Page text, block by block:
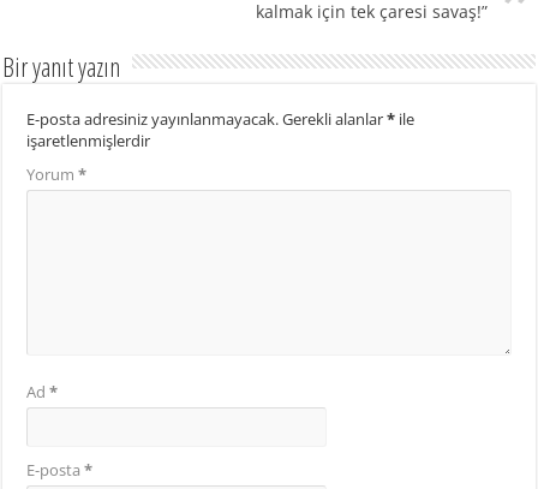
kalmak için tek çaresi savaş!”
Bir yanıt yazın
E-posta adresiniz yayınlanmayacak.Gerekli alanlar* ile
işaretlenmişlerdir
Yorum*
Ad*
E-posta*